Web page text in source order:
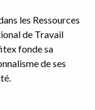
les Ressources
de Travail
fonde sa
de ses